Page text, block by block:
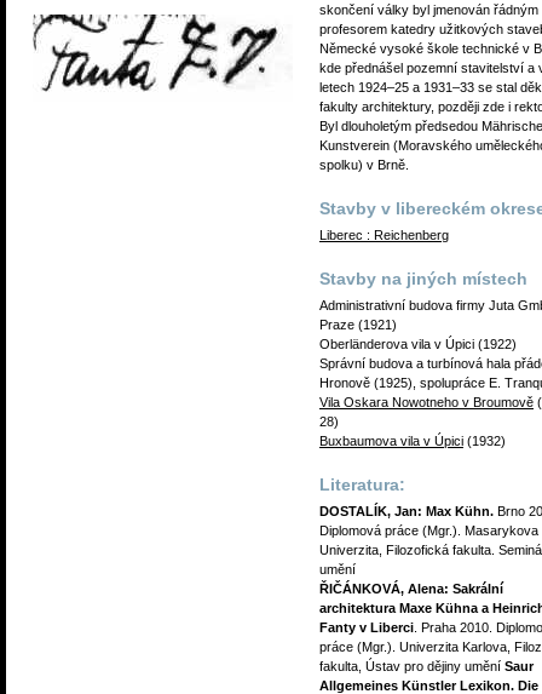
skončení války byl jmenován řádným
profesorem katedry užitkových
Německé vysoké škole technické v
kde přednášel pozemní stavitelství a
letech 1924–25 a 1931–33 se stal
fakulty architektury, později zde i
Byl dlouholetým předsedou
Kunstverein (Moravského
spolku) v Brně.
Stavby v libereckém
Liberec : Reichenberg
Stavby na jiných místech
Administrativní budova firmy Juta
Praze (1921)
Oberländerova vila v Úpici (1922)
Správní budova a turbínová hala
Hronově (1925), spolupráce E.
Vila Oskara Nowotneho v Broumově
28)
Buxbaumova vila v Úpici (1932)
Literatura:
DOSTALÍK, Jan: Max Kühn. Brno
Diplomová práce (Mgr.). Masarykova
Univerzita, Filozofická fakulta.
umění
ŘIČÁNKOVÁ, Alena: Sakrální
architektura Maxe Kühna a
Fanty v Liberci . Praha 2010.
práce (Mgr.). Univerzita Karlova,
fakulta, Ústav pro dějiny umění Saur
Allgemeines Künstler Lexikon. Die